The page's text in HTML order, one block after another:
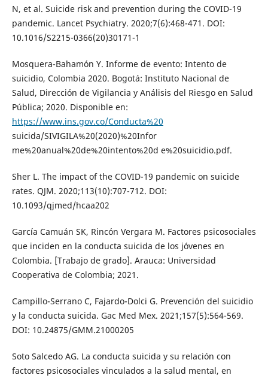
N, et al. Suicide risk and prevention during the COVID-19
pandemic. Lancet Psychiatry. 2020;7(6):468-471. DOI:
10.1016/S2215-0366(20)30171-1
Mosquera-Bahamón Y. Informe de evento: Intento de
suicidio, Colombia 2020. Bogotá: Instituto Nacional de
Salud, Dirección de Vigilancia y Análisis del Riesgo en Salud
Pública; 2020. Disponible en:
https://www.ins.gov.co/Conducta%20
suicida/SIVIGILA%20(2020)%20Infor
me%20anual%20de%20intento%20d e%20suicidio.pdf.
Sher L. The impact of the COVID-19 pandemic on suicide
rates. QJM. 2020;113(10):707-712. DOI:
10.1093/qjmed/hcaa202
García Camuán SK, Rincón Vergara M. Factores psicosociales
que inciden en la conducta suicida de los jóvenes en
Colombia. [Trabajo de grado]. Arauca: Universidad
Cooperativa de Colombia; 2021.
Campillo-Serrano C, Fajardo-Dolci G. Prevención del suicidio
y la conducta suicida. Gac Med Mex. 2021;157(5):564-569.
DOI: 10.24875/GMM.21000205
Soto Salcedo AG. La conducta suicida y su relación con
factores psicosociales vinculados a la salud mental, en